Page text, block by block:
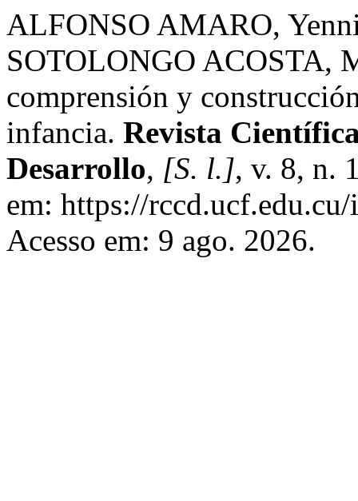
ALFONSO AMARO,
SOTOLONGO ACOSTA,
comprensión y
infancia. Revista
Desarrollo, [S. l.], v. 8, n.
em: https://
Acesso em: 9 ago. 2026.